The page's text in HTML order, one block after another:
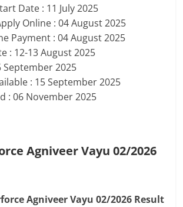
Date : 11 July 2025
Online : 04 August 2025
Payment : 04 August 2025
: 12-13 August 2025
September 2025
: 15 September 2025
: 06 November 2025
Agniveer Vayu 02/2026
Agniveer Vayu 02/2026 Result